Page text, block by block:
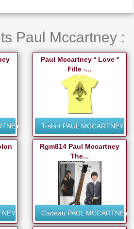
Paul Mccartney :
Paul Mccartney * Love *
Fille -...
T-shirt PAUL MCCARTNEY
Rgm814 Paul Mccartney
The...
Cadeau PAUL MCCARTNEY